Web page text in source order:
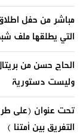
مباشر من حفل اطلاق
التي يطلقها ملف
الحاج حسن من
وليست دستورية
تحت عنوان (على
التفريق بين أمتنا )